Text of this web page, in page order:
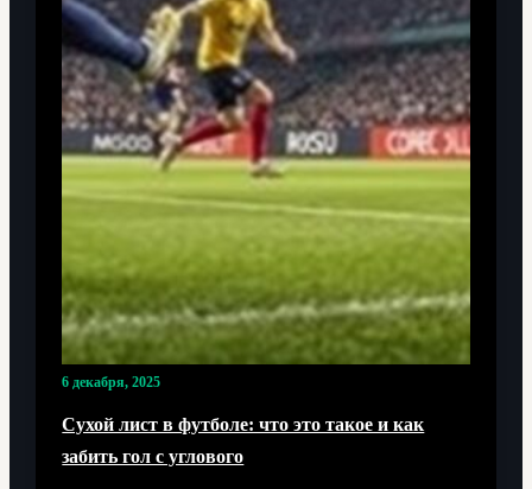
6 декабря, 2025
Сухой лист в футболе: что это такое и как
забить гол с углового